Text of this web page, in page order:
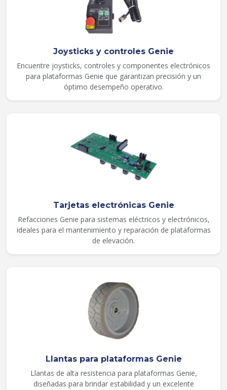
Joysticks y controles Genie
Encuentre joysticks, controles y componentes electrónicos
para plataformas Genie que garantizan precisión y un
óptimo desempeño operativo.
Tarjetas electrónicas Genie
Refacciones Genie para sistemas eléctricos y electrónicos,
ideales para el mantenimiento y reparación de plataformas
de elevación.
Llantas para plataformas Genie
Llantas de alta resistencia para plataformas Genie,
diseñadas para brindar estabilidad y un excelente